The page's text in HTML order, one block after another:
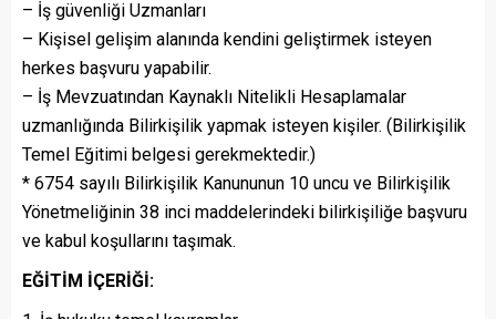
– İş güvenliği Uzmanları
– Kişisel gelişim alanında kendini geliştirmek isteyen
herkes başvuru yapabilir.
– İş Mevzuatından Kaynaklı Nitelikli Hesaplamalar
uzmanlığında Bilirkişilik yapmak isteyen kişiler. (Bilirkişilik
Temel Eğitimi belgesi gerekmektedir.)
* 6754 sayılı Bilirkişilik Kanununun 10 uncu ve Bilirkişilik
Yönetmeliğinin 38 inci maddelerindeki bilirkişiliğe başvuru
ve kabul koşullarını taşımak.
EĞİTİM İÇERİĞİ: